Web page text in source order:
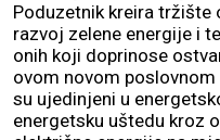
Poduzetnik kreira tržište
razvoj zelene energije i
onih koji doprinose
ovom novom
su ujedinjeni u
energetsku uštedu kroz